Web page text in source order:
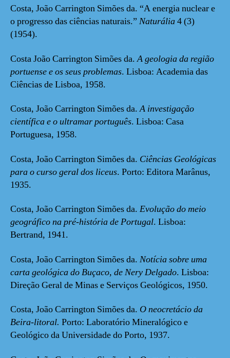
Costa, João Carrington Simões da. “A energia nuclear e
o progresso das ciências naturais.” Naturália4 (3)
(1954).
Costa João Carrington Simões da.A geologia da região
portuense e os seus problemas. Lisboa: Academia das
Ciências de Lisboa, 1958.
Costa, João Carrington Simões da.A investigação
científica e o ultramar português. Lisboa: Casa
Portuguesa, 1958.
Costa, João Carrington Simões da. Ciências Geológicas
para o curso geral dos liceus. Porto: Editora Marânus,
1935.
Costa, João Carrington Simões da. Evolução do meio
geográfico na pré-história de Portugal. Lisboa:
Bertrand, 1941.
Costa, João Carrington Simões da. Notícia sobre uma
carta geológica do Buçaco, de Nery Delgado. Lisboa:
Direção Geral de Minas e Serviços Geológicos, 1950.
Costa, João Carrington Simões da. O neocretácio da
Beira-litoral. Porto: Laboratório Mineralógico e
Geológico da Universidade do Porto, 1937.